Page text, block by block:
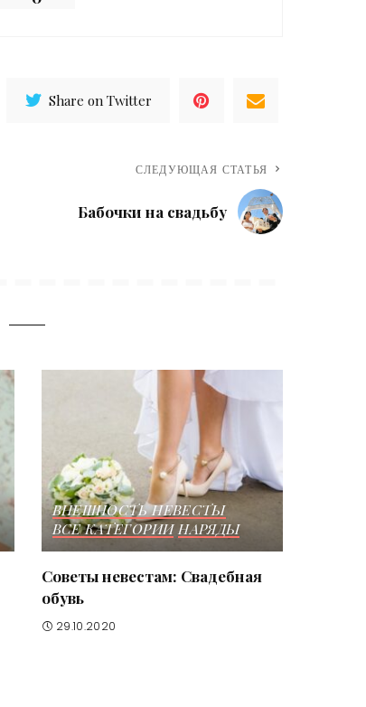
Share on Twitter
СЛЕДУЮЩАЯ СТАТЬЯ
Бабочки на свадьбу
ВНЕШНОСТЬ НЕВЕСТЫ
ВСЕ КАТЕГОРИИ НАРЯДЫ
Советы невестам: Свадебная
обувь
29.10.2020